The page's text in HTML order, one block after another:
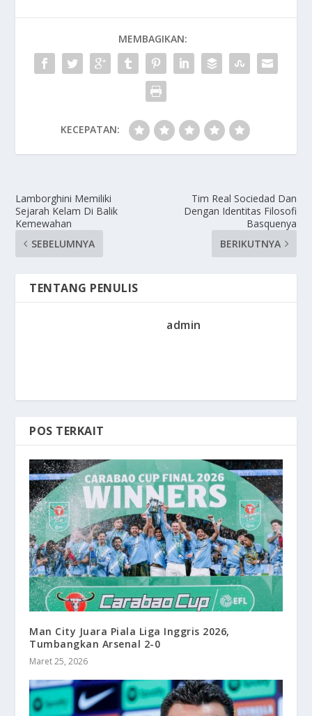
MEMBAGIKAN:
KECEPATAN:
Lamborghini Memiliki
Sejarah Kelam Di Balik
Kemewahan
SEBELUMNYA
Tim Real Sociedad Dan
Dengan Identitas Filosofi
Basquenya
BERIKUTNYA
TENTANG PENULIS
admin
POS TERKAIT
Man City Juara Piala Liga Inggris 2026,
Tumbangkan Arsenal 2-0
Maret 25, 2026